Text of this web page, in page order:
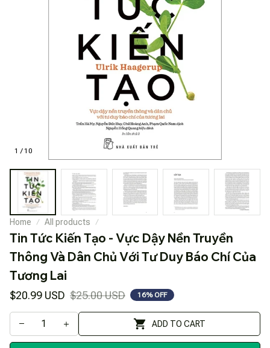
1 / 10
Home All products
Tin Tức Kiến Tạo - Vực Dậy Nền Truyền
Thông Và Dân Chủ Với Tư Duy Báo Chí Của
Tương Lai
$20.99 USD $25.00 USD 16% OFF
ADD TO CART